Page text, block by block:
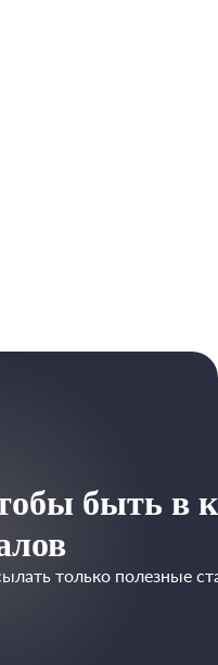
быть в
только полезные